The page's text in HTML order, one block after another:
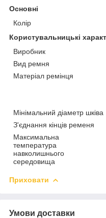
Основні
Колір
Користувальницькі
Виробник
Вид ремня
Матеріал ремінця
Мінімальний діаметр шківа
З'єднання кінців ременя
Максимальна
температура
навколишнього
середовища
Приховати
Умови доставки